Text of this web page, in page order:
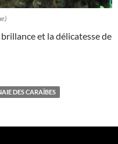
et la délicatesse de
DES CARAÏBES